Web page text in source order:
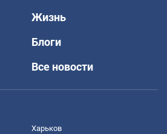
Жизнь
Блоги
Все новости
Харьков